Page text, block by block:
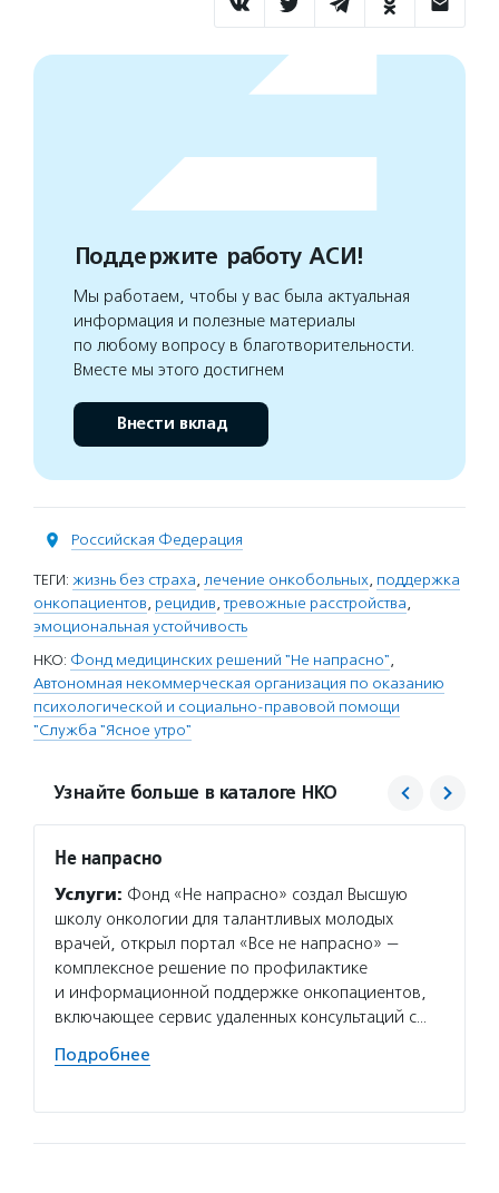
Поддержите работу АСИ!
Мы работаем, чтобы у вас была актуальная
информация и полезные материалы
по любому вопросу в благотворительности.
Вместе мы этого достигнем
Внести вклад
Российская Федерация
ТЕГИ: жизнь без страха, лечение онкобольных, поддержка
онкопациентов, рецидив,тревожные расстройства,
эмоциональная устойчивость
НКО: Фонд медицинских решений "Не напрасно",
Автономная некоммерческая организация по оказанию
психологической и социально-правовой помощи
"Служба "Ясное утро"
Узнайте больше в каталоге НКО
Не напрасно
Услуги: Фонд «Не напрасно» создал Высшую
школу онкологии для талантливых молодых
врачей, открыл портал «Все не напрасно» —
комплексное решение по профилактике
и информационной поддержке онкопациентов,
включающее сервис удаленных консультаций с…
Подробнее